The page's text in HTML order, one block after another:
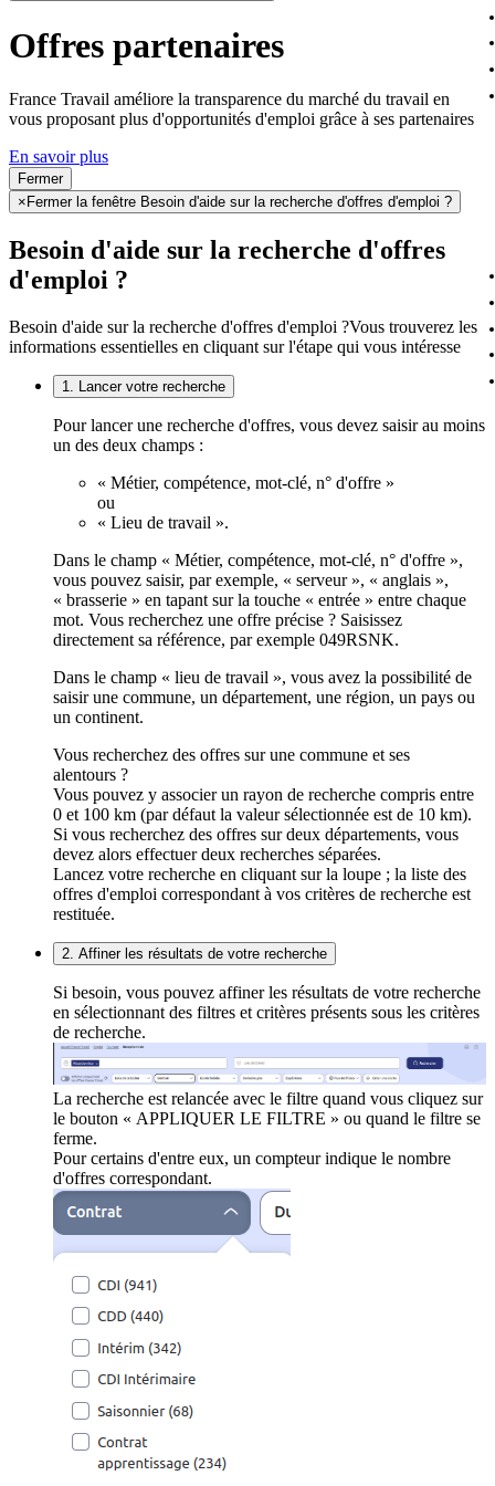
Offres partenaires
France Travail améliore la transparence du marché du travail en
vous proposant plus d'opportunités d'emploi grâce à ses partenaires
En savoir plus
Fermer
× Fermer la fenêtre Besoin d'aide sur la recherche d'offres d'emploi ?
Besoin d'aide sur la recherche d'offres
d'emploi ?
Besoin d'aide sur la recherche d'offres d'emploi ?Vous trouverez les
informations essentielles en cliquant sur l'étape qui vous intéresse
1. Lancer votre recherche
Pour lancer une recherche d'offres, vous devez saisir au moins
un des deux champs :
« Métier, compétence, mot-clé, n° d'offre »
ou
« Lieu de travail ».
Dans le champ « Métier, compétence, mot-clé, n° d'offre »,
vous pouvez saisir, par exemple, « serveur », « anglais »,
« brasserie » en tapant sur la touche « entrée » entre chaque
mot. Vous recherchez une offre précise ? Saisissez
directement sa référence, par exemple 049RSNK.
Dans le champ « lieu de travail », vous avez la possibilité de
saisir une commune, un département, une région, un pays ou
un continent.
Vous recherchez des offres sur une commune et ses
alentours ?
Vous pouvez y associer un rayon de recherche compris entre
0 et 100 km (par défaut la valeur sélectionnée est de 10 km).
Si vous recherchez des offres sur deux départements, vous
devez alors effectuer deux recherches séparées.
Lancez votre recherche en cliquant sur la loupe ; la liste des
offres d'emploi correspondant à vos critères de recherche est
restituée.
2. Affiner les résultats de votre recherche
Si besoin, vous pouvez affiner les résultats de votre recherche
en sélectionnant des filtres et critères présents sous les critères
de recherche.
La recherche est relancée avec le filtre quand vous cliquez sur
le bouton « APPLIQUER LE FILTRE » ou quand le filtre se
ferme.
Pour certains d'entre eux, un compteur indique le nombre
d'offres correspondant.